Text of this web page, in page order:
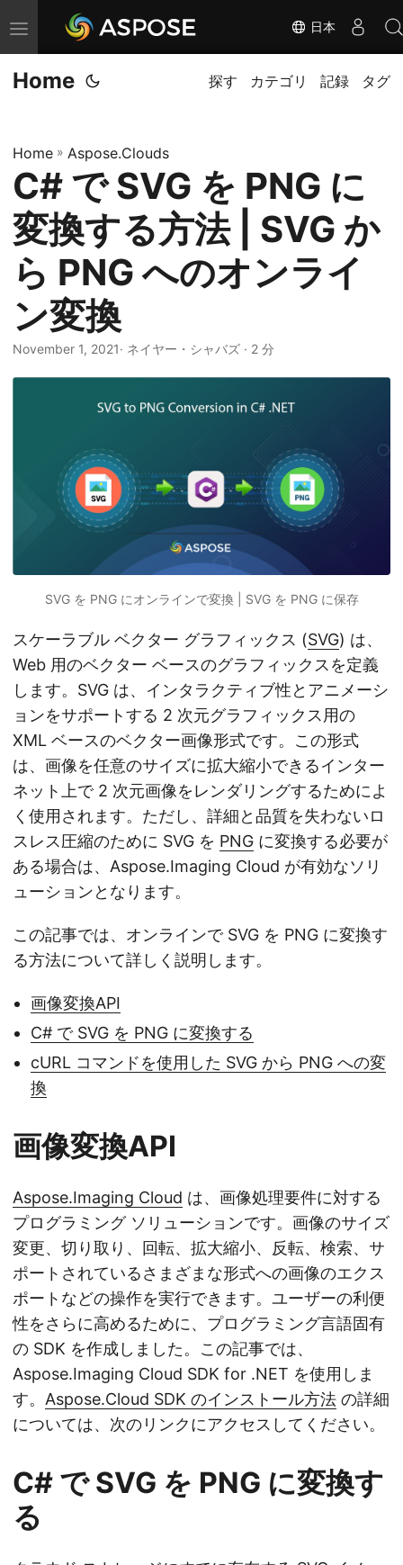
ナ
ビ
ゲ
ョ
ン
の
切
り
替
え
日本
Home 探す カテゴリ 記録 タグ
Home » Aspose.Clouds
C# で SVG を PNG に
変換する方法 | SVG か
ら PNG へのオンライ
ン変換
November 1, 2021· ネイヤー・シャバズ · 2 分
SVG を PNG にオンラインで変換 | SVG を PNG に保存
スケーラブル ベクター グラフィックス (SVG) は、
Web 用のベクター ベースのグラフィックスを定義
します。SVG は、インタラクティブ性とアニメーシ
ョンをサポートする 2 次元グラフィックス用の
XML ベースのベクター画像形式です。この形式
は、画像を任意のサイズに拡大縮小できるインター
ネット上で 2 次元画像をレンダリングするためによ
く使用されます。ただし、詳細と品質を失わないロ
スレス圧縮のために SVG を PNG に変換する必要が
ある場合は、Aspose.Imaging Cloud が有効なソリ
ューションとなります。
この記事では、オンラインで SVG を PNG に変換す
る方法について詳しく説明します。
画像変換API
C# で SVG を PNG に変換する
cURL コマンドを使用した SVG から PNG への変
換
画像変換API
Aspose.Imaging Cloud は、画像処理要件に対する
プログラミング ソリューションです。画像のサイズ
変更、切り取り、回転、拡大縮小、反転、検索、サ
ポートされているさまざまな形式への画像のエクス
ポートなどの操作を実行できます。ユーザーの利便
性をさらに高めるために、プログラミング言語固有
の SDK を作成しました。この記事では、
Aspose.Imaging Cloud SDK for .NET を使用しま
す。 Aspose.Cloud SDK のインストール方法 の詳細
については、次のリンクにアクセスしてください。
C# で SVG を PNG に変換す
る